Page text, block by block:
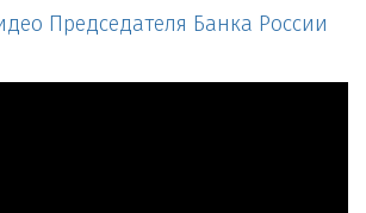
Председателя Банка России